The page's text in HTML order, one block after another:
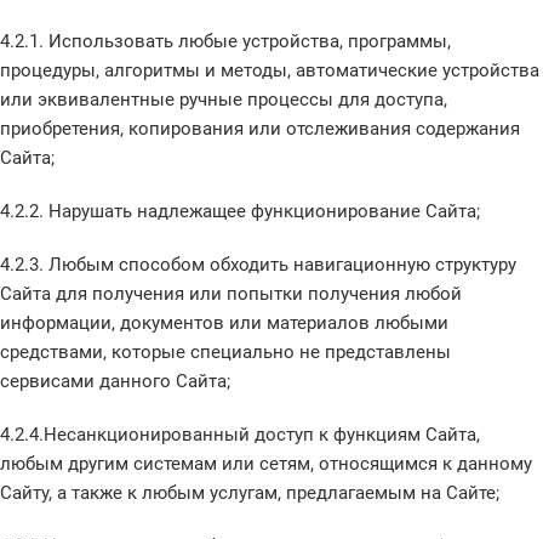
4.2.1. Использовать любые устройства, программы,
процедуры, алгоритмы и методы, автоматические устройства
или эквивалентные ручные процессы для доступа,
приобретения, копирования или отслеживания содержания
Сайта;
4.2.2. Нарушать надлежащее функционирование Сайта;
4.2.3. Любым способом обходить навигационную структуру
Сайта для получения или попытки получения любой
информации, документов или материалов любыми
средствами, которые специально не представлены
сервисами данного Сайта;
4.2.4.Несанкционированный доступ к функциям Сайта,
любым другим системам или сетям, относящимся к данному
Сайту, а также к любым услугам, предлагаемым на Сайте;